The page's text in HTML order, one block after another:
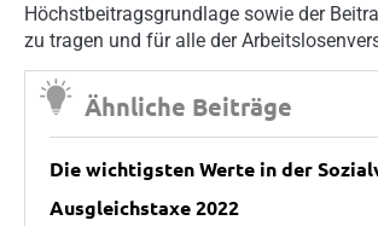
Höchstbeitragsgrundlage sowie der
zu tragen und für alle der
Ähnliche Beiträge
Die wichtigsten Werte in der
Ausgleichstaxe 2022